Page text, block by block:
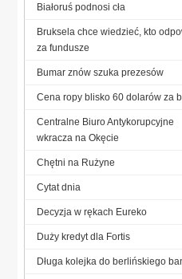
Białoruś podnosi cła
Bruksela chce wiedzieć, kto
za fundusze
Bumar znów szuka prezesów
Cena ropy blisko 60 dolarów za
Centralne Biuro Antykorupcyjne
wkracza na Okęcie
Chętni na Rużyne
Cytat dnia
Decyzja w rękach Eureko
Duży kredyt dla Fortis
Długa kolejka do berlińskiego